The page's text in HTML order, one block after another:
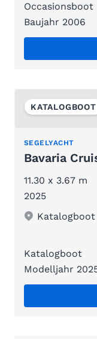
Occasionsboot
Baujahr 2006
KATALOGBOOT
SEGELYACHT
Bavaria
11.30 x 3.67 m
2025
Katalogboot
Katalogboot
Modelljahr